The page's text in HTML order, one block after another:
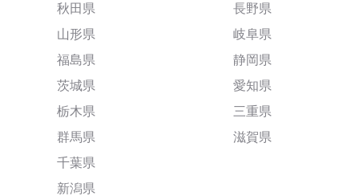
秋田県
山形県
福島県
茨城県
栃木県
群馬県
千葉県
新潟県
長野県
岐阜県
静岡県
愛知県
三重県
滋賀県